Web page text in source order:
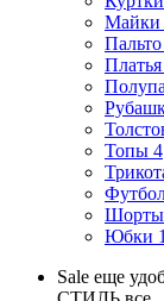
Майки
Пальто
Платья
Топы 4
Шорты
Юбки
Sale еще